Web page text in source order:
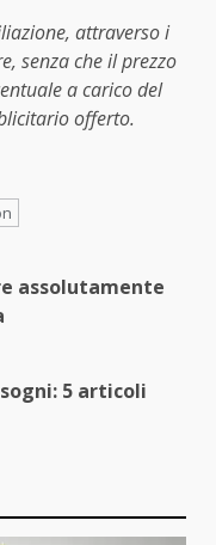
attraverso i
senza che il prezzo
a carico del
offerto.
assolutamente
5 articoli